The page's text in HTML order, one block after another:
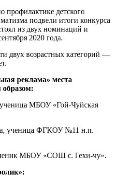
профилактике детского
подвели итоги конкурса
из двух номинаций и
2020 года.
двух возрастных категорий —
реклама» места
образом:
МБОУ «Гой-Чуйская
ученица ФГКОУ №11 н.п.
МБОУ «СОШ с. Гехи-чу».